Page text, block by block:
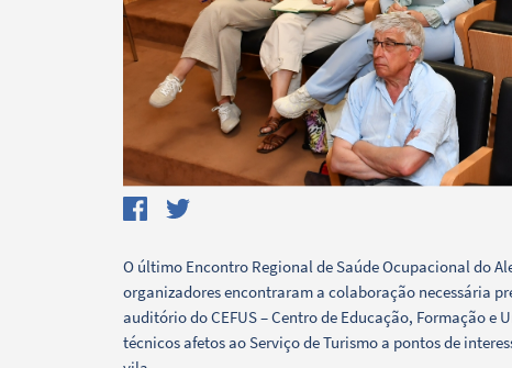
Termo de Pesquisa
Categorias gerais
O último Encontro Regional de Saúde Ocupacional do
organizadores encontraram a colaboração necessária
auditório do CEFUS – Centro de Educação, Formação
técnicos afetos ao Serviço de Turismo a pontos de